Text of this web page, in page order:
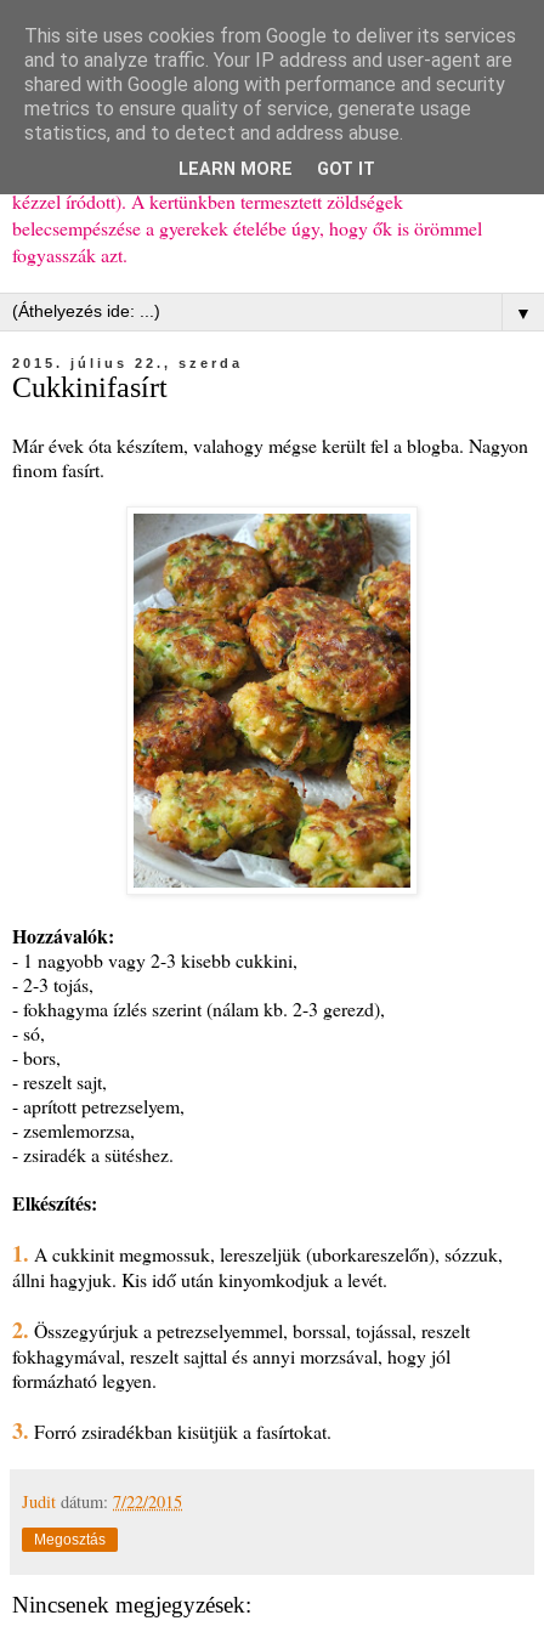
Ízőrző
Kisgyerekes család kipróbált, többnyire egészséges ételeket
bemutató receptjei a mindennapokra (mert a papírfecniket folyton
elhagyom) és gyerekeimnek ajándékba (mint régen, csak ez nem
kézzel íródott). A kertünkben termesztett zöldségek
belecsempészése a gyerekek ételébe úgy, hogy ők is örömmel
fogyasszák azt.
▼
2015. július 22., szerda
Cukkinifasírt
Már évek óta készítem, valahogy mégse került fel a blogba. Nagyon
finom fasírt.
Hozzávalók:
- 1 nagyobb vagy 2-3 kisebb cukkini,
- 2-3 tojás,
- fokhagyma ízlés szerint (nálam kb. 2-3 gerezd),
- só,
- bors,
- reszelt sajt,
- aprított petrezselyem,
- zsemlemorzsa,
- zsiradék a sütéshez.
Elkészítés:
1. A cukkinit megmossuk, lereszeljük (uborkareszelőn), sózzuk,
állni hagyjuk. Kis idő után kinyomkodjuk a levét.
2. Összegyúrjuk a petrezselyemmel, borssal, tojással, reszelt
fokhagymával, reszelt sajttal és annyi morzsával, hogy jól
formázható legyen.
3. Forró zsiradékban kisütjük a fasírtokat.
Judit dátum: 7/22/2015
Megosztás
Nincsenek megjegyzések:
This site uses cookies from Google to deliver its services
and to analyze traffic. Your IP address and user-agent are
shared with Google along with performance and security
metrics to ensure quality of service, generate usage
statistics, and to detect and address abuse.
LEARN MORE GOT IT